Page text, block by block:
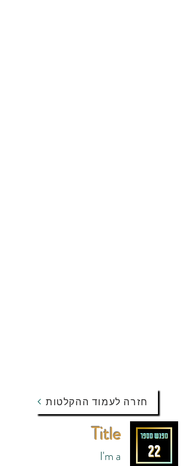
חזרה לעמוד ההקלטות
Title
I'm a